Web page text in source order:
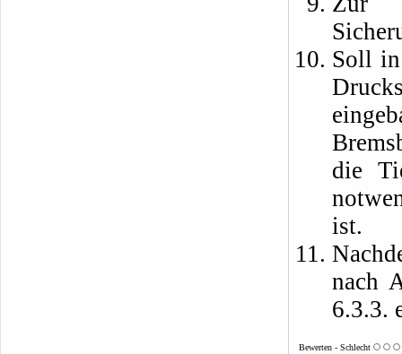
Soll
die
ist.
nach
6.3.3.
Bewerten - Schlecht